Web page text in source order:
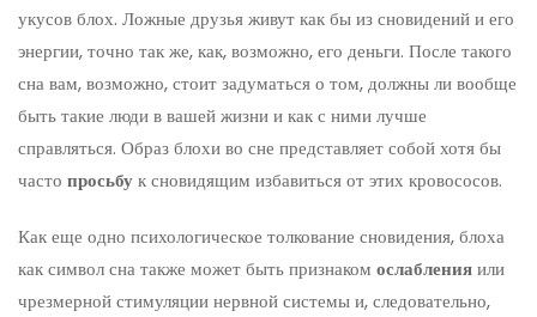
укусов блох. Ложные друзья живут как бы из сновидений и его
энергии, точно так же, как, возможно, его деньги. После такого
сна вам, возможно, стоит задуматься о том, должны ли вообще
быть такие люди в вашей жизни и как с ними лучше
справляться. Образ блохи во сне представляет собой хотя бы
часто просьбук сновидящим избавиться от этих кровососов.
Как еще одно психологическое толкование сновидения, блоха
как символ сна также может быть признаком ослабленияили
чрезмерной стимуляции нервной системы и, следовательно,